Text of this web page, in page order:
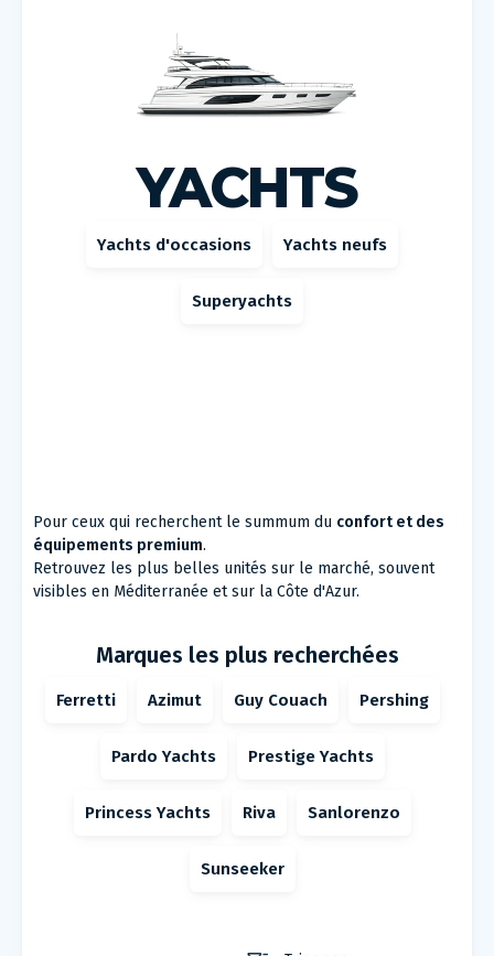
YACHTS
Yachts d'occasions Yachts neufs
Superyachts
Pour ceux qui recherchent le summum du confort et des
équipements premium.
Retrouvez les plus belles unités sur le marché, souvent
visibles en Méditerranée et sur la Côte d'Azur.
Marques les plus recherchées
Ferretti Azimut Guy Couach Pershing
Pardo Yachts Prestige Yachts
Princess Yachts Riva Sanlorenzo
Sunseeker